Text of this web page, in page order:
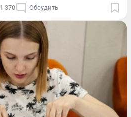
1 370 Обсудить